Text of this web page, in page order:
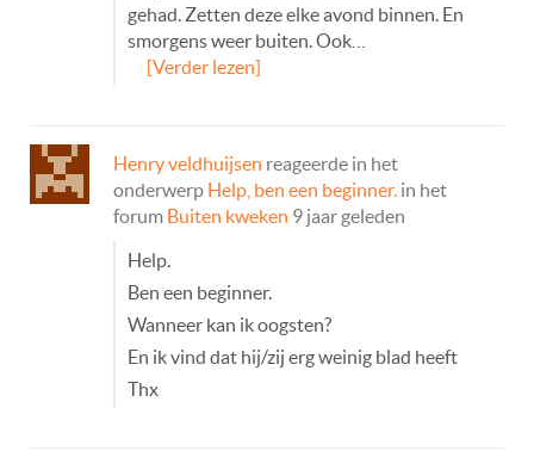
gehad. Zetten deze elke avond binnen. En
smorgens weer buiten. Ook…
[Verder lezen]
Henry veldhuijsen reageerde in het
onderwerp Help, ben een beginner. in het
forum Buiten kweken 9 jaar geleden
Help.
Ben een beginner.
Wanneer kan ik oogsten?
En ik vind dat hij/zij erg weinig blad heeft
Thx